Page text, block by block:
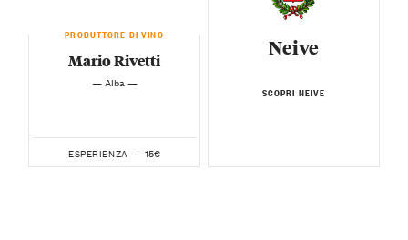
PRODUTTORE DI VINO
Mario Rivetti
— Alba —
ESPERIENZA — 15€
Neive
SCOPRI NEIVE